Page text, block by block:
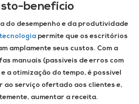
benefício
do desempenho e da produtividade
permite que os escritórios
amplamente seus custos. Com a
manuais (passíveis de erros com
a otimização do tempo, é possível
ao serviço ofertado aos clientes e,
aumentar a receita.